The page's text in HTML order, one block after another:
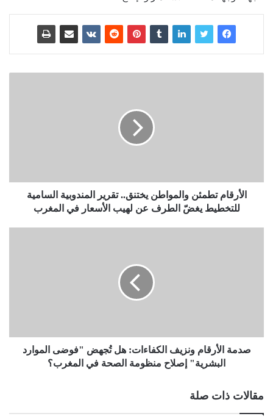
الأرقام تطمئن والمواطن يختنق.. تقرير المندوبية السامية
للتخطيط يغضّ الطرف عن لهيب الأسعار في المغرب
صدمة الأرقام ونزيف الكفاءات: هل تُجهض "فوضى الموارد
البشرية" إصلاح منظومة الصحة في المغرب؟
مقالات ذات صلة